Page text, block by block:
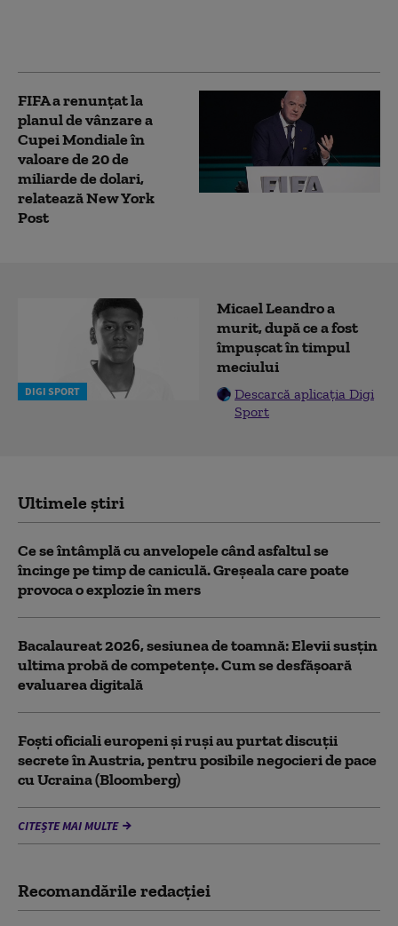
FIFA a renunțat la
planul de vânzare a
Cupei Mondiale în
valoare de 20 de
miliarde de dolari,
relatează New York
Post
DIGI SPORT
Micael Leandro a
murit, după ce a fost
împușcat în timpul
meciului
Descarcă aplicația Digi
Sport
Ultimele știri
Ce se întâmplă cu anvelopele când asfaltul se
încinge pe timp de caniculă. Greșeala care poate
provoca o explozie în mers
Bacalaureat 2026, sesiunea de toamnă: Elevii susțin
ultima probă de competențe. Cum se desfășoară
evaluarea digitală
Foști oficiali europeni și ruși au purtat discuții
secrete în Austria, pentru posibile negocieri de pace
cu Ucraina (Bloomberg)
CITEȘTE MAI MULTE
Recomandările redacţiei